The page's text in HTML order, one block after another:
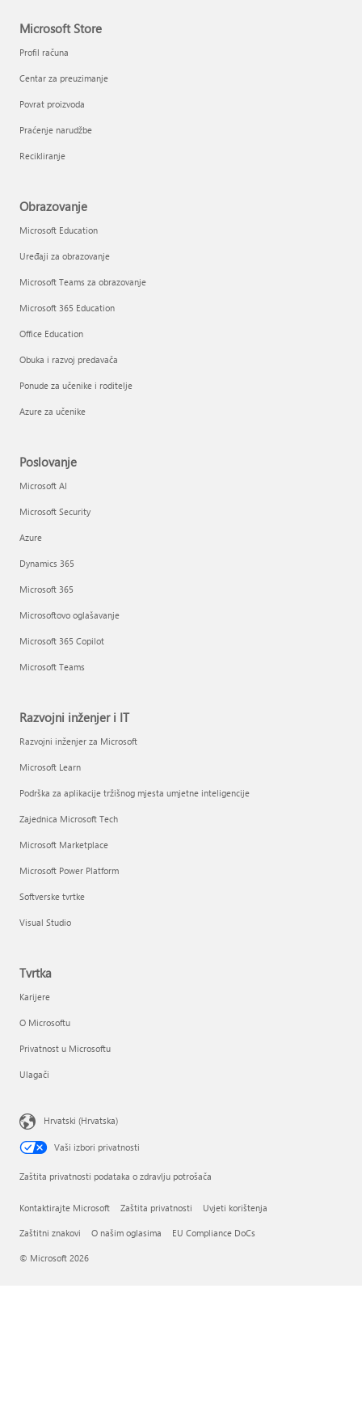
Microsoft Store
Profil računa
Centar za preuzimanje
Povrat proizvoda
Praćenje narudžbe
Recikliranje
Obrazovanje
Microsoft Education
Uređaji za obrazovanje
Microsoft Teams za obrazovanje
Microsoft 365 Education
Office Education
Obuka i razvoj predavača
Ponude za učenike i roditelje
Azure za učenike
Poslovanje
Microsoft AI
Microsoft Security
Azure
Dynamics 365
Microsoft 365
Microsoftovo oglašavanje
Microsoft 365 Copilot
Microsoft Teams
Razvojni inženjer i IT
Razvojni inženjer za Microsoft
Microsoft Learn
Podrška za aplikacije tržišnog mjesta umjetne inteligencije
Zajednica Microsoft Tech
Microsoft Marketplace
Microsoft Power Platform
Softverske tvrtke
Visual Studio
Tvrtka
Karijere
O Microsoftu
Privatnost u Microsoftu
Ulagači
Hrvatski (Hrvatska)
Vaši izbori privatnosti
Zaštita privatnosti podataka o zdravlju potrošača
Kontaktirajte Microsoft Zaštita privatnosti Uvjeti korištenja
Zaštitni znakovi O našim oglasima EU Compliance DoCs
© Microsoft 2026